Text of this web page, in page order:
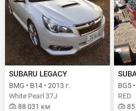
SUBARU LEGACY
BMG • B14 • 2013 г.
White Pearl 37J
88 031 км
BG5
RED